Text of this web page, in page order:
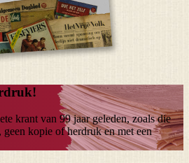
krant van 99 jaargeleden, zoals die
kopie of herdruk en met een